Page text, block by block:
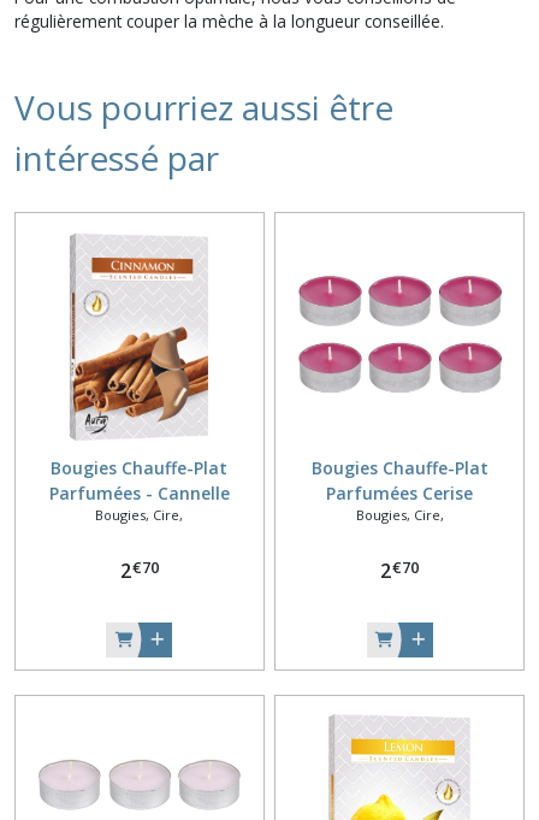
régulièrement couper la mèche à la longueur conseillée.
Vous pourriez aussi être
intéressé par
Bougies Chauffe-Plat
Parfumées - Cannelle
Bougies, Cire,
2€70
Bougies Chauffe-Plat
Parfumées Cerise
Bougies, Cire,
2€70